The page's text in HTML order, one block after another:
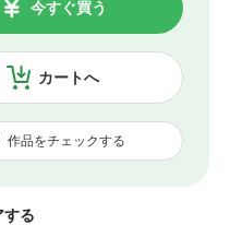
カートへ
今すぐ買う
作品をチェックする
する